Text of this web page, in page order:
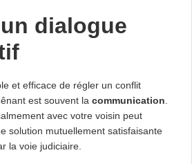
dialogue
et efficace de régler un conflit
est souvent la communication
avec votre voisin peut
solution mutuellement satisfaisante
la voie judiciaire.